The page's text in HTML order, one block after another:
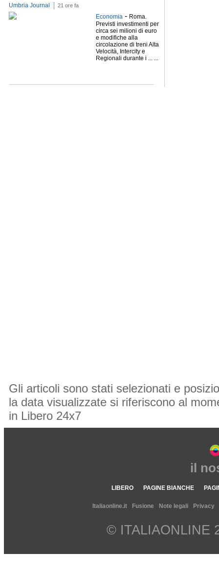
Umbria Journal 21 ore fa
Economia - Roma.
Previsti investimenti per
circa sei milioni di euro
e modifiche alla
circolazione di treni Alta
Velocità, Intercity e
Regionali durante i ... ...
Gli articoli sono stati selezionati e
la data visualizzate si riferiscono al
in Libero 24x7
il
LIBERO PAGINE BIANCHE
Italiaonline.it Fusione Note legali Privacy
© ITALIAONLINE